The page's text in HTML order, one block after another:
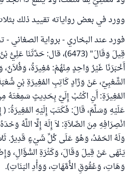
وورد في بعض رواياته تقييد ذلك
فورد عند البخاري - برواية الصغاني
قِيلَ وَقَالَ" (6473)، قال:
أَخْبَرَنَا غَيْرُ وَاحِدٍ مِنْهُمْ: مُغِيرَةُ،
الشَّعْبِيِّ، عَنْ وَرَّادٍ كَاتِبِ المُغِيرَةِ بْنِ
المُغِيرَةِ: أَنِ اكْتُبْ إِلَيَّ بِحَدِيثٍ سَمِعْتَهُ
عَلَيْهِ وَسَلَّمَ، قَالَ: فَكَتَبَ إِلَيْهِ
انْصِرَافِهِ مِنَ الصَّلاَةِ: لاَ إِلَهَ إِلَّا اللَّهُ
وَلَهُ الحَمْدُ، وَهُوَ عَلَى كُلِّ شَيْءٍ قَدِيرٌ.
يَنْهَى عَنْ قِيلَ وَقَالَ، وَكَثْرَةِ السُّؤَالِ،
وَهَاتِ، وَعُقُوقِ الأُمَّهَاتِ، وَوَأْدِ البَنَاتِ).